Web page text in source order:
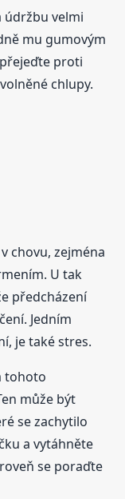
údržbu velmi
mu gumovým
proti
chlupy.
chovu, zejména
U tak
předcházení
Jedním
je také stres.
tohoto
může být
se zachytilo
a vytáhněte
se poraďte